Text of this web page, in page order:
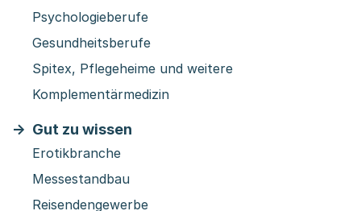
Psychologieberufe
Gesundheitsberufe
Spitex, Pflegeheime und weitere
Komplementärmedizin
Gut zu wissen
Erotikbranche
Messestandbau
Reisendengewerbe